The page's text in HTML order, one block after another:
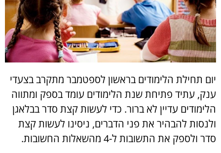
יום תחילת הלימודים בראשון לספטמבר מתקרב בצעדי
ענק, עתיד פתיחת שנת הלימודים עומד בספק ומתווה
הלימודים עדיין לא ברור. כדי לעשות קצת סדר בבלאגן
ולנסות להבהיר את פני הדברים, ניסינו לעשות קצת
סדר ולספק את התשובות ל-4 מהשאלות החשובות.